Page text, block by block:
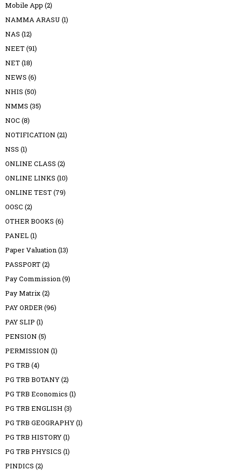
Mobile App (2)
NAMMA ARASU (1)
NAS (12)
NEET(91)
NET(18)
NEWS (6)
NHIS (50)
NMMS (35)
NOC (8)
NOTIFICATION (21)
NSS (1)
ONLINE CLASS (2)
ONLINE LINKS (10)
ONLINE TEST(79)
OOSC (2)
OTHER BOOKS (6)
PANEL(1)
Paper Valuation(13)
PASSPORT(2)
Pay Commission(9)
Pay Matrix(2)
PAY ORDER(96)
PAY SLIP (1)
PENSION (5)
PERMISSION (1)
PG TRB (4)
PG TRB BOTANY(2)
PG TRB Economics (1)
PG TRB ENGLISH (3)
PG TRB GEOGRAPHY(1)
PG TRB HISTORY(1)
PG TRB PHYSICS (1)
PINDICS (2)